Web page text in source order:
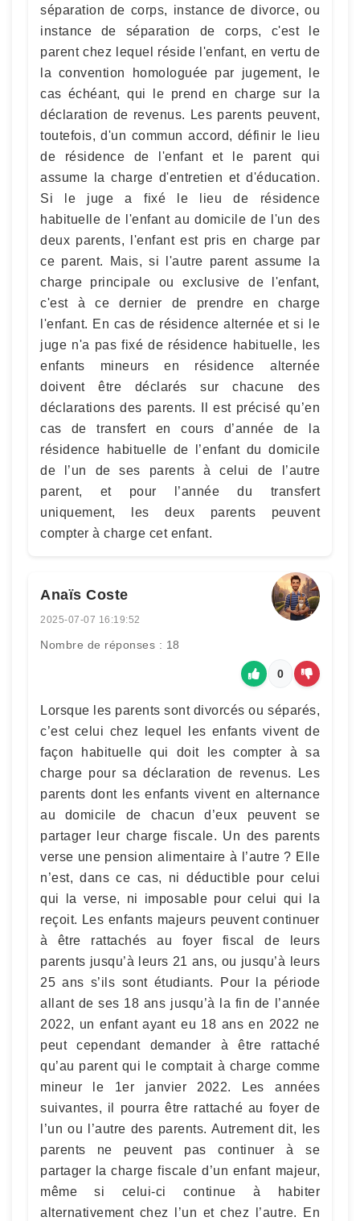
séparation de corps, instance de divorce, ou
instance de séparation de corps, c'est le
parent chez lequel réside l'enfant, en vertu de
la convention homologuée par jugement, le
cas échéant, qui le prend en charge sur la
déclaration de revenus. Les parents peuvent,
toutefois, d'un commun accord, définir le lieu
de résidence de l'enfant et le parent qui
assume la charge d'entretien et d'éducation.
Si le juge a fixé le lieu de résidence
habituelle de l'enfant au domicile de l'un des
deux parents, l'enfant est pris en charge par
ce parent. Mais, si l'autre parent assume la
charge principale ou exclusive de l'enfant,
c'est à ce dernier de prendre en charge
l'enfant. En cas de résidence alternée et si le
juge n'a pas fixé de résidence habituelle, les
enfants mineurs en résidence alternée
doivent être déclarés sur chacune des
déclarations des parents. Il est précisé qu’en
cas de transfert en cours d’année de la
résidence habituelle de l’enfant du domicile
de l’un de ses parents à celui de l’autre
parent, et pour l’année du transfert
uniquement, les deux parents peuvent
compter à charge cet enfant.
Anaïs Coste
2025-07-07 16:19:52
Nombre de réponses : 18
0
Lorsque les parents sont divorcés ou séparés,
c’est celui chez lequel les enfants vivent de
façon habituelle qui doit les compter à sa
charge pour sa déclaration de revenus. Les
parents dont les enfants vivent en alternance
au domicile de chacun d’eux peuvent se
partager leur charge fiscale. Un des parents
verse une pension alimentaire à l’autre ? Elle
n’est, dans ce cas, ni déductible pour celui
qui la verse, ni imposable pour celui qui la
reçoit. Les enfants majeurs peuvent continuer
à être rattachés au foyer fiscal de leurs
parents jusqu’à leurs 21 ans, ou jusqu’à leurs
25 ans s’ils sont étudiants. Pour la période
allant de ses 18 ans jusqu’à la fin de l’année
2022, un enfant ayant eu 18 ans en 2022 ne
peut cependant demander à être rattaché
qu’au parent qui le comptait à charge comme
mineur le 1er janvier 2022. Les années
suivantes, il pourra être rattaché au foyer de
l’un ou l’autre des parents. Autrement dit, les
parents ne peuvent pas continuer à se
partager la charge fiscale d’un enfant majeur,
même si celui-ci continue à habiter
alternativement chez l’un et chez l’autre. En